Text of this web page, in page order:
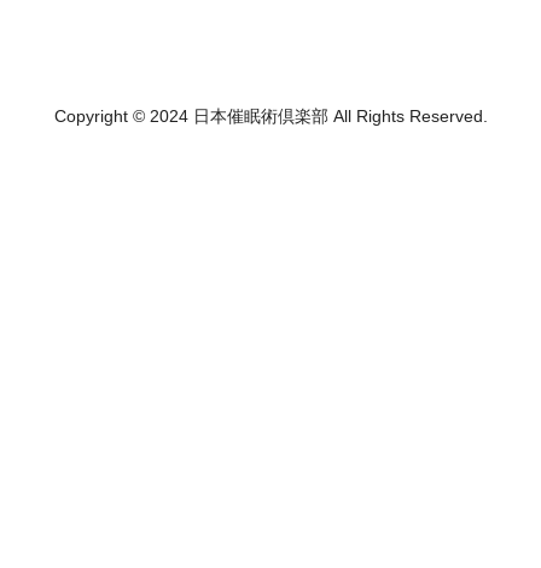
Copyright © 2024 日本催眠術倶楽部 All Rights Reserved.